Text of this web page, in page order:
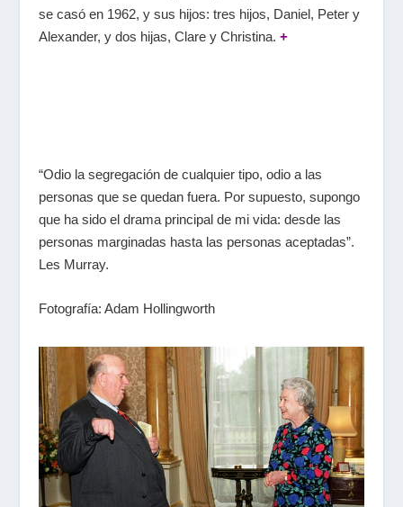
se casó en 1962, y sus hijos: tres hijos, Daniel, Peter y
Alexander, y dos hijas, Clare y Christina. +
“Odio la segregación de cualquier tipo, odio a las
personas que se quedan fuera. Por supuesto, supongo
que ha sido el drama principal de mi vida: desde las
personas marginadas hasta las personas aceptadas”.
Les Murray.
Fotografía: Adam Hollingworth